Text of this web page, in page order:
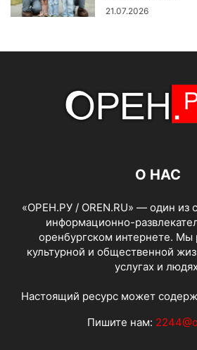
21.07.2026
О НАС
«ОРЕН.РУ / OREN.RU» — один из
информационно-
оренбургском интернете. Мы
культурной и общественной
услугах и
Настоящий ресурс может
Пишите нам: